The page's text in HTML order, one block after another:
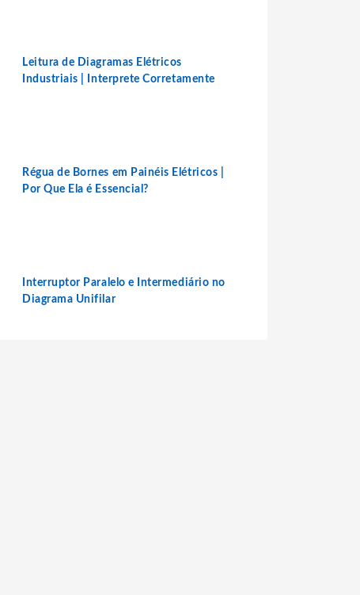
Leitura de Diagramas Elétricos
Industriais | Interprete Corretamente
Régua de Bornes em Painéis Elétricos |
Por Que Ela é Essencial?
Interruptor Paralelo e Intermediário no
Diagrama Unifilar